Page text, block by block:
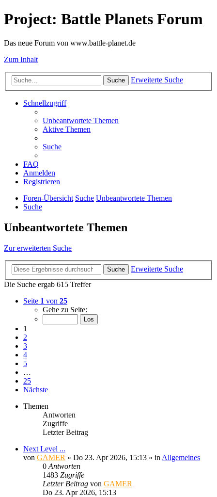
Project: Battle Planets Forum
Das neue Forum von www.battle-planet.de
Zum Inhalt
Suche Erweiterte Suche
Schnellzugriff
Unbeantwortete Themen
Aktive Themen
Suche
FAQ
Anmelden
Registrieren
Foren-Übersicht Suche Unbeantwortete Themen
Suche
Unbeantwortete Themen
Zur erweiterten Suche
Suche
Erweiterte Suche
Die Suche ergab 615 Treffer
Seite 1 von 25
Gehe zu Seite:
1
2
3
4
5
…
25
Nächste
Themen
Antworten
Zugriffe
Letzter Beitrag
Next Level ...
von GAMER » Do 23. Apr 2026, 15:13 » in Allgemeines
0 Antworten
1483 Zugriffe
Letzter Beitrag von GAMER
Do 23. Apr 2026, 15:13